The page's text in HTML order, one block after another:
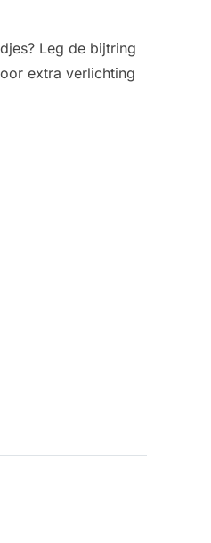
Leg de bijtring
extra verlichting